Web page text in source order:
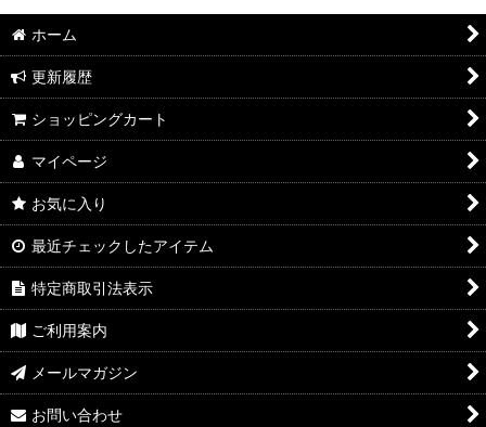
ホーム
更新履歴
ショッピングカート
マイページ
お気に入り
最近チェックしたアイテム
特定商取引法表示
ご利用案内
メールマガジン
お問い合わせ